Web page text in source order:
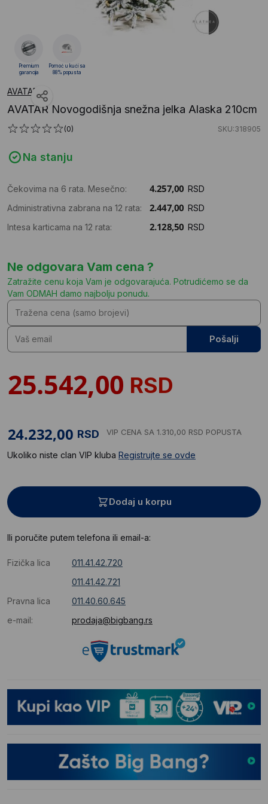
AVATAR
AVATAR Novogodišnja snežna jelka Alaska 210cm
(0) SKU:318905
Na stanju
Čekovima na 6 rata. Mesečno:
RSD
Administrativna zabrana na 12 rata:
RSD
Intesa karticama na 12 rata:
RSD
Ne odgovara Vam cena ?
Zatražite cenu koja Vam je odgovarajuća. Potrudićemo se da
Vam ODMAH damo najbolju ponudu.
Pošalji
RSD
RSD VIP CENA SA 1.310,00 RSD POPUSTA
Ukoliko niste clan VIP kluba Registrujte se ovde
Dodaj u korpu
Ili poručite putem telefona ili email-a:
Fizička lica
011.41.42.720
011.41.42.721
Pravna lica
011.40.60.645
e-mail:
prodaja@bigbang.rs
Premium
garancija
Pomoć u kući sa
88% popusta